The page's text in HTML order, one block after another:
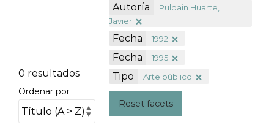
0 resultados
Ordenar por
Autoría
Puldain Huarte,
Javier
Fecha 1992
Fecha 1995
Tipo Arte público
Reset facets